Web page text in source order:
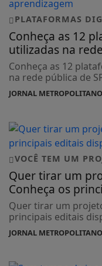
PLATAFORMAS
Conheça as 12
utilizadas na
Conheça as 12
na rede pública de
JORNAL
VOCÊ TEM UM
Quer tirar um
Conheça os
Quer tirar um
principais editais
JORNAL